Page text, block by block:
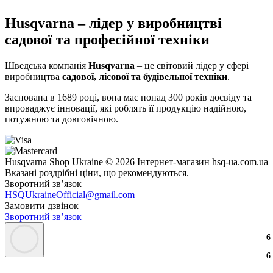
6
6
Husqvarna – лідер у виробництві
садової та професійної техніки
Шведська компанія Husqvarna – це світовий лідер у сфері
виробництва садової, лісової та будівельної техніки.
Заснована в 1689 році, вона має понад 300 років досвіду та
впроваджує інновації, які роблять її продукцію надійною,
потужною та довговічною.
Husqvarna Shop Ukraine © 2026 Інтернет-магазин hsq-ua.com.ua
Вказані роздрібні ціни, що рекомендуються.
Зворотний зв’язок
HSQUkraineOfficial@gmail.com
Замовити дзвінок
Зворотний зв’язок